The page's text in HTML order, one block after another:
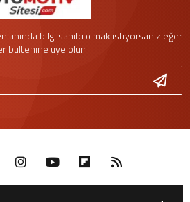
anında bilgi sahibi olmak istiyorsanız eğer
bültenine üye olun.